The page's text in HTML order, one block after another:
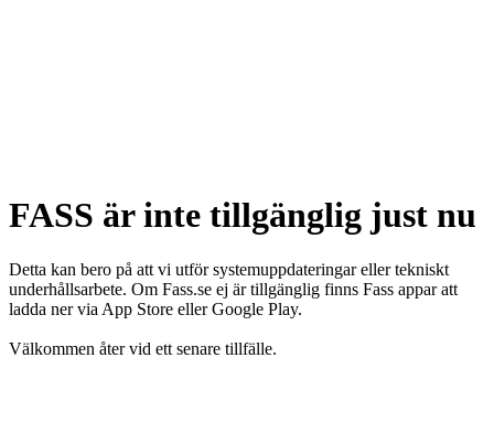
FASS är inte tillgänglig just nu
Detta kan bero på att vi utför systemuppdateringar eller tekniskt
underhållsarbete. Om Fass.se ej är tillgänglig finns Fass appar att
ladda ner via App Store eller Google Play.
Välkommen åter vid ett senare tillfälle.